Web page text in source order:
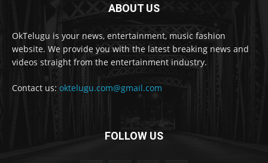
ABOUT US
OkTelugu is your news, entertainment, music fashion
website. We provide you with the latest breaking news and
videos straight from the entertainment industry.
Contact us: oktelugu.com@gmail.com
FOLLOW US